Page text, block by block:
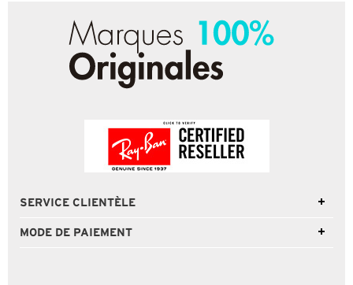
SERVICE CLIENTÈLE
MODE DE PAIEMENT